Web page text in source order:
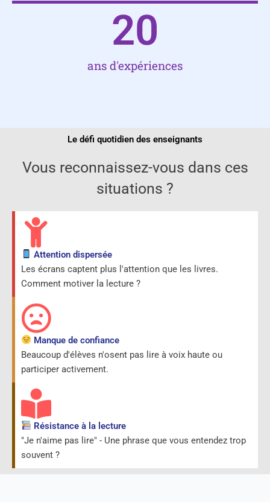
ans d'expériences
20
Le défi quotidien des enseignants
Vous reconnaissez-vous dans ces
situations ?
Attention dispersée
Les écrans captent plus l'attention que les livres.
Comment motiver la lecture ?
Manque de confiance
Beaucoup d'élèves n'osent pas lire à voix haute ou
participer activement.
Résistance à la lecture
"Je n'aime pas lire" - Une phrase que vous entendez trop
souvent ?